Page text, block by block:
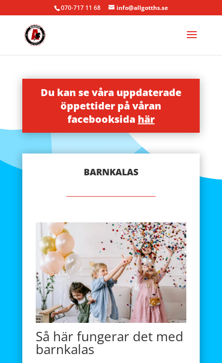
070-717 11 68 info@allgotths.se
Du kan se våra uppdaterade
öppettider på våran
facebooksida här
BARNKALAS
Så här fungerar det med
barnkalas